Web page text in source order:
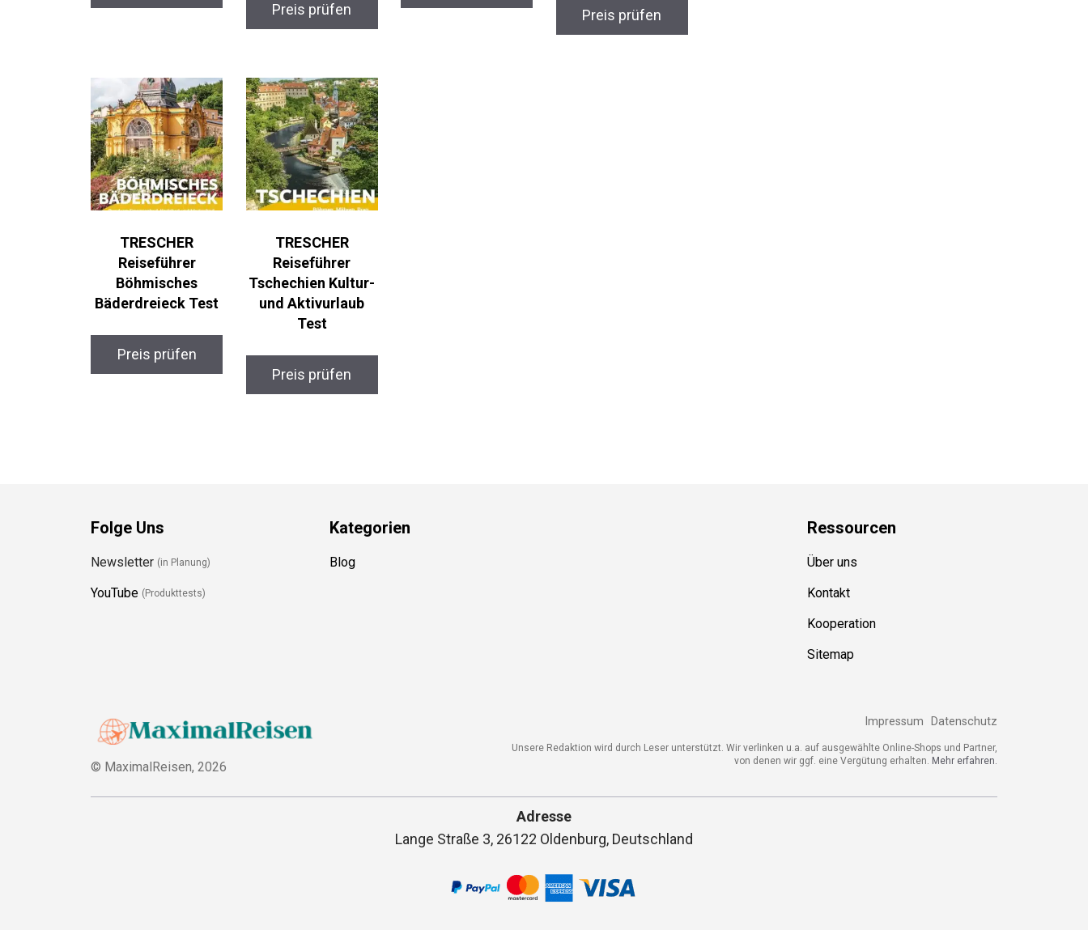
Preis prüfen Preis prüfen
TRESCHER
Reiseführer
Böhmisches
Bäderdreieck Test
Preis prüfen
TRESCHER
Reiseführer
Tschechien Kultur-
und Aktivurlaub
Test
Preis prüfen
Folge Uns
Newsletter (in Planung)
YouTube (Produkttests)
Kategorien
Blog
Ressourcen
Über uns
Kontakt
Kooperation
Sitemap
© MaximalReisen, 2026
Impressum Datenschutz
Unsere Redaktion wird durch Leser unterstützt. Wir verlinken u.a. auf ausgewählte Online-Shops und Partner,
von denen wir ggf. eine Vergütung erhalten. Mehr erfahren.
Adresse
Lange Straße 3, 26122 Oldenburg, Deutschland